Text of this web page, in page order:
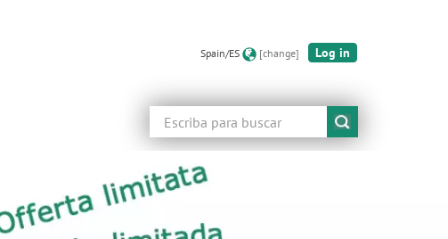
Spain/ES [change] Log in
Buscar